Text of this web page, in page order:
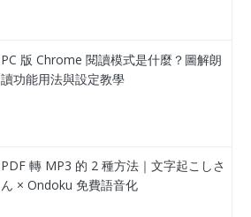
PC 版 Chrome 閱讀模式是什麼？圖解朗
讀功能用法與設定教學
PDF 轉 MP3 的 2 種方法｜文字起こしさ
ん × Ondoku 免費語音化